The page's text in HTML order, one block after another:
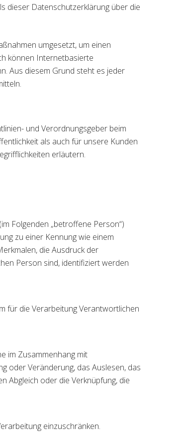
dieser Datenschutzerklärung über die
umgesetzt, um einen
können Internetbasierte
Aus diesem Grund steht es jeder
und Verordnungsgeber beim
als auch für unsere Kunden
erläutern.
Folgenden „betroffene Person“)
zu einer Kennung wie einem
die Ausdruck der
Person sind, identifiziert werden
für die Verarbeitung Verantwortlichen
im Zusammenhang mit
oder Veränderung, das Auslesen, das
Abgleich oder die Verknüpfung, die
einzuschränken.